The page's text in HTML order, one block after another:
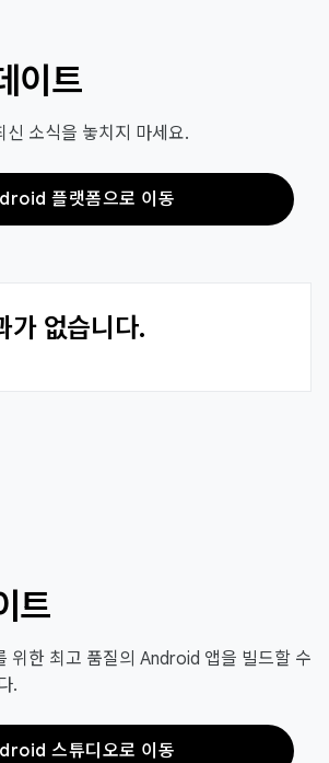
이트
소식을 놓치지 마세요.
플랫폼으로 이동
가 없습니다.
트
위한 최고 품질의 Android 앱을 빌드할 수
.
스튜디오로 이동